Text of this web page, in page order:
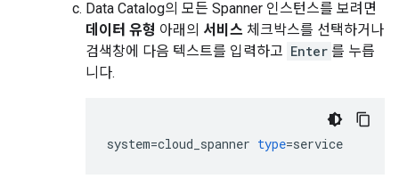
Data Catalog의 모든 Spanner 인스턴스를 보려면
데이터 유형 아래의 서비스 체크박스를 선택하거나
검색창에 다음 텍스트를 입력하고 Enter 를 누릅
니다.
system=cloud_spanner type=service